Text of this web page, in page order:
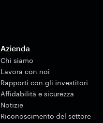
Azienda
Chi siamo
Lavora con noi
Rapporti con gli investitori
Affidabilità e sicurezza
Notizie
Riconoscimento del settore